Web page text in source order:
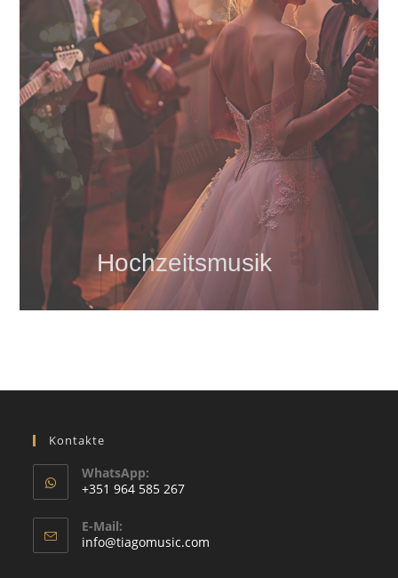
Hochzeitsmusik
Kontakte
WhatsApp:
+351 964 585 267
in
Ihrer
E-Mail:
info@tiagomusic.com